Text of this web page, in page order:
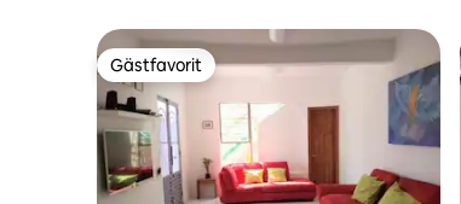
Gästfavorit
Gästfavorit